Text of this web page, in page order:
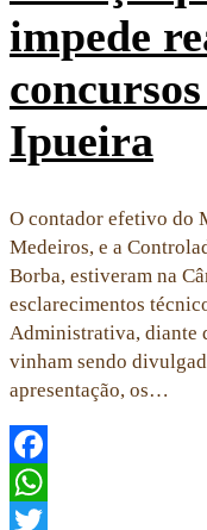
impede
Ipueira
O contador efetivo do
Medeiros, e a
Borba, estiveram na
esclarecimentos
Administrativa, diante
vinham sendo
apresentação, os…
Facebook
WhatsApp